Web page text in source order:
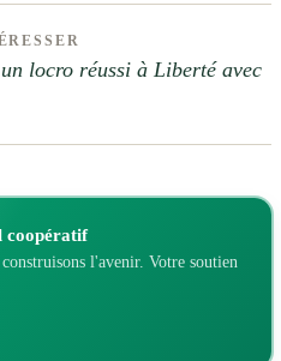
locro réussi à Liberté avec
coopératif
l'avenir. Votre soutien